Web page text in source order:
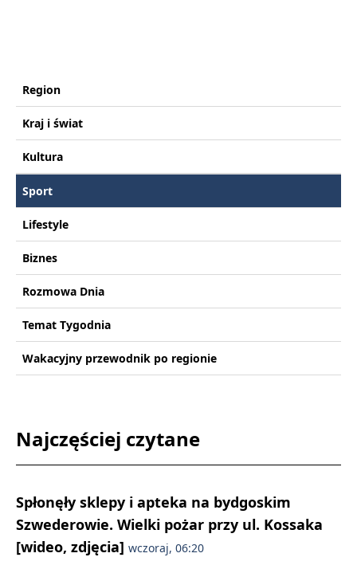
Region
Kraj i świat
Kultura
Sport
Lifestyle
Biznes
Rozmowa Dnia
Temat Tygodnia
Wakacyjny przewodnik po regionie
Najczęściej czytane
Spłonęły sklepy i apteka na bydgoskim
Szwederowie. Wielki pożar przy ul. Kossaka
[wideo, zdjęcia] wczoraj, 06:20